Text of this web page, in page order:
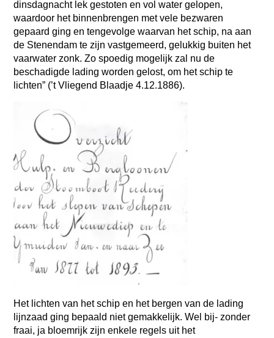
dinsdagnacht lek gestoten en vol water gelopen,
waardoor het binnenbrengen met vele bezwaren
gepaard ging en tengevolge waarvan het schip, na aan
de Stenendam te zijn vastgemeerd, gelukkig buiten het
vaarwater zonk. Zo spoedig mogelijk zal nu de
beschadigde lading worden gelost, om het schip te
lichten” (’t Vliegend Blaadje 4.12.1886).
Het lichten van het schip en het bergen van de lading
lijnzaad ging bepaald niet gemakkelijk. Wel bij- zonder
fraai, ja bloemrijk zijn enkele regels uit het